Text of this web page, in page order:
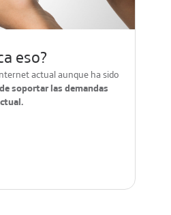
eso?
actual aunque ha sido
soportar las demandas